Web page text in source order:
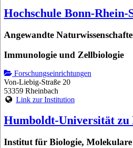
Hochschule Bonn-Rhein-
Angewandte
Immunologie und Zellbiologie
Forschungseinrichtungen
Von-Liebig-Straße 20
53359 Rheinbach
Link zur Institution
Humboldt-Universität zu
Institut für Biologie, Molekulare